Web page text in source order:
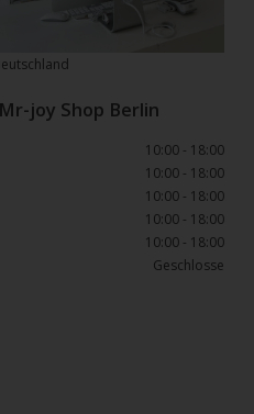
joy Shop Berlin
10:00 - 18:00
10:00 - 18:00
10:00 - 18:00
10:00 - 18:00
10:00 - 18:00
Geschlosse